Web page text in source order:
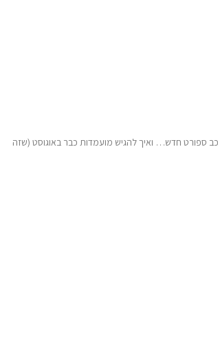
ספורט חדש… ואיך להגיש מועמדות כבר באוגוסט (שזה